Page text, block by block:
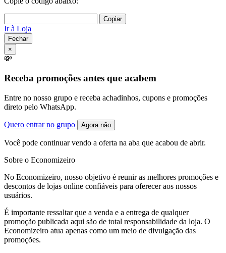
Copiar
Ir à Loja
Fechar
×
💸
Receba promoções antes que acabem
Entre no nosso grupo e receba achadinhos, cupons e promoções
direto pelo WhatsApp.
Quero entrar no grupo Agora não
Você pode continuar vendo a oferta na aba que acabou de abrir.
Sobre o Economizeiro
No Economizeiro, nosso objetivo é reunir as melhores promoções e
descontos de lojas online confiáveis para oferecer aos nossos
usuários.
É importante ressaltar que a venda e a entrega de qualquer
promoção publicada aqui são de total responsabilidade da loja. O
Economizeiro atua apenas como um meio de divulgação das
promoções.